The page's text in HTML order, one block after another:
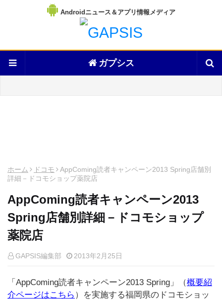
Androidニュース＆アプリ情報メディア
ガプシス
ホーム ドコモ
AppComing読者キャンペーン2013 Spring店舗別
詳細－ドコモショップ薬院店
AppComing読者キャンペーン2013
Spring店舗別詳細－ドコモショップ
薬院店
GAPSIS編集部 2013年2月25日
「AppComing読者キャンペーン2013 Spring」（概要紹
介ページはこちら ）を実施する福岡県のドコモショッ